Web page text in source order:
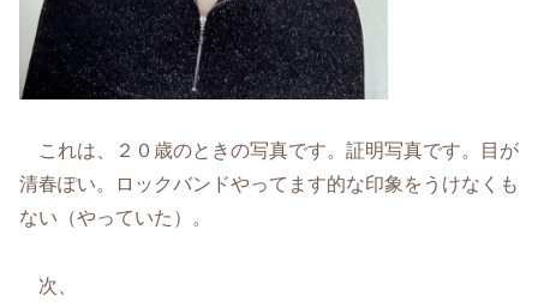
これは、２０歳のときの写真です。証明写真です。目が
清春ぽい。ロックバンドやってます的な印象をうけなくも
ない（やっていた）。
次、